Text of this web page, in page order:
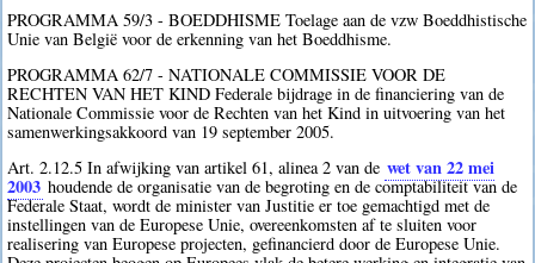
PROGRAMMA 59/3 - BOEDDHISME Toelage aan de vzw Boeddhistische
Unie van België voor de erkenning van het Boeddhisme.
PROGRAMMA 62/7 - NATIONALE COMMISSIE VOOR DE
RECHTEN VAN HET KIND Federale bijdrage in de financiering van de
Nationale Commissie voor de Rechten van het Kind in uitvoering van het
samenwerkingsakkoord van 19 september 2005.
Art. 2.12.5 In afwijking van artikel 61, alinea 2 van de wet van 22 mei
2003 houdende de organisatie van de begroting en de comptabiliteit van de
Federale Staat, wordt de minister van Justitie er toe gemachtigd met de
instellingen van de Europese Unie, overeenkomsten af te sluiten voor
realisering van Europese projecten, gefinancierd door de Europese Unie.